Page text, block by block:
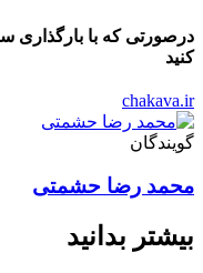
درصورتی که با بارگذاری
کنید
chakava.ir
گویندگان
محمد رضا حشمتی
بیشتر بدانید